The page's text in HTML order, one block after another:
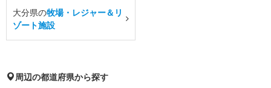
大分県の牧場・レジャー＆リ
ゾート施設
周辺の都道府県から探す